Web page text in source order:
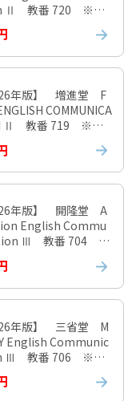
Ⅱ 教番 720 ※非
年版】 増進堂 F
COMMUNICA
Ⅱ 教番 719 ※非
年版】 開隆堂 A
English Commu
Ⅲ 教番 704 ※
年版】 三省堂 M
English Communic
Ⅲ 教番 706 ※非